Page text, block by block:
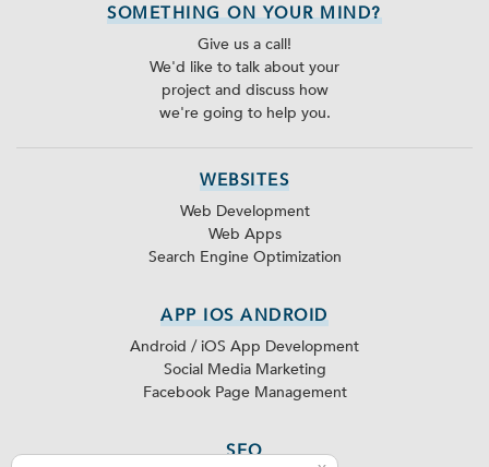
SOMETHING ON YOUR MIND?
Give us a call!
We'd like to talk about your
project and discuss how
we're going to help you.
WEBSITES
Web Development
Web Apps
Search Engine Optimization
APP IOS ANDROID
Android / iOS App Development
Social Media Marketing
Facebook Page Management
SEO